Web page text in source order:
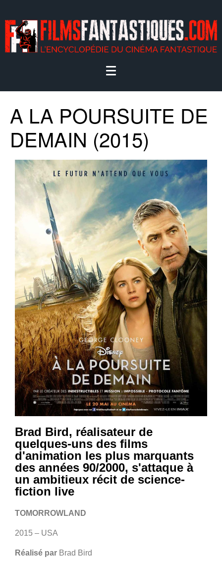
A LA POURSUITE DE
DEMAIN (2015)
Brad Bird, réalisateur de
quelques-uns des films
d'animation les plus marquants
des années 90/2000, s'attaque à
un ambitieux récit de science-
fiction live
TOMORROWLAND
2015 – USA
Réalisé par Brad Bird